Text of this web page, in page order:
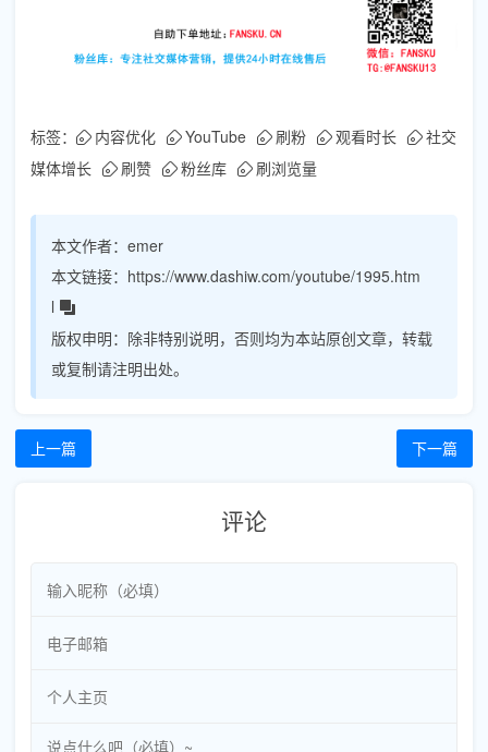
标签： 内容优化 YouTube 刷粉 观看时长
社交
媒体增长
刷赞 粉丝库 刷浏览量
本文作者： emer
本文链接： https://www.dashiw.com/youtube/1995.htm
l
版权申明： 除非特别说明，否则均为本站原创文章，转载
或复制请注明出处。
上一篇 下一篇
评论